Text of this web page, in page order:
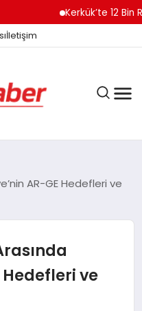
Kerkük’te 12 Bin
İletişim
AR-GE Hedefleri ve
Hedefleri ve